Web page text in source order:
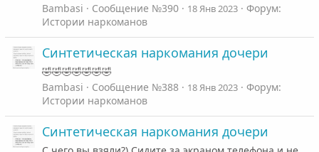
Bambasi
Сообщение №390 18 Янв 2023
Форум:
Истории наркоманов
Синтетическая наркомания дочери
🤣🤣🤣🤣🤣🤣🤣
Bambasi
Сообщение №388 18 Янв 2023
Форум:
Истории наркоманов
Синтетическая наркомания дочери